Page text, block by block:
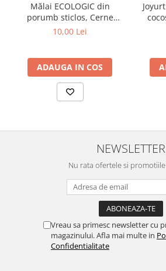
Mălai ECOLOGIC din
porumb sticlos, Cerne
Soare, 500g
10,00 Lei
ADAUGA IN COS
NEWSLETTER
Nu rata ofertele si
Vreau sa primesc newsletter cu
magazinului. Afla mai multe in
Confidentialitate